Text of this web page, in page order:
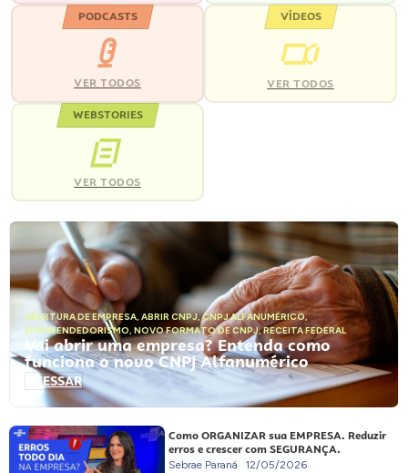
PODCASTS
VER TODOS
VÍDEOS
VER TODOS
WEBSTORIES
VER TODOS
ABERTURA DE EMPRESA, ABRIR CNPJ,CNPJ ALFANUMÉRICO,
EMPREENDEDORISMO, NOVO FORMATO DE CNPJ,RECEITA FEDERAL
Vai abrir uma empresa? Entenda como
funciona o novo CNPJ Alfanumérico
ACESSAR
Como ORGANIZAR sua EMPRESA. Reduzir
erros e crescer com SEGURANÇA.
Sebrae Paraná 12/05/2026